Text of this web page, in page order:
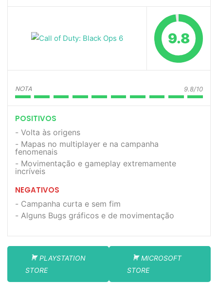
9.8
NOTA 9.8/10
POSITIVOS
Volta às origens
Mapas no multiplayer e na campanha
fenomenais
Movimentação e gameplay extremamente
incríveis
NEGATIVOS
Campanha curta e sem fim
Alguns Bugs gráficos e de movimentação
PLAYSTATION
STORE
MICROSOFT
STORE